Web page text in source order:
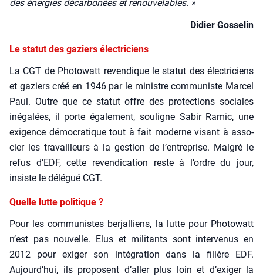
des éner­gies décar­bo­nées et renou­ve­lables. »
Didier Gos­se­lin
Le statut des gaziers électriciens
La CGT de Pho­to­watt reven­dique le sta­tut des élec­tri­ciens
et gaziers créé en 1946 par le ministre com­mu­niste Mar­cel
Paul. Outre que ce sta­tut offre des pro­tec­tions sociales
inéga­lées, il porte éga­le­ment, sou­ligne Sabir Ramic, une
exi­gence démo­cra­tique tout à fait moderne visant à asso­
cier les tra­vailleurs à la ges­tion de l’entreprise. Mal­gré le
refus d’EDF, cette reven­di­ca­tion reste à l’ordre du jour,
insiste le délé­gué CGT.
Quelle lutte politique ?
Pour les com­mu­nistes ber­jal­liens, la lutte pour Pho­to­watt
n’est pas nou­velle. Elus et mili­tants sont inter­ve­nus en
2012 pour exi­ger son inté­gra­tion dans la filière EDF.
Aujourd’hui, ils pro­posent d’aller plus loin et d’exiger la